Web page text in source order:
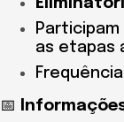
Participam
as etapas
📅